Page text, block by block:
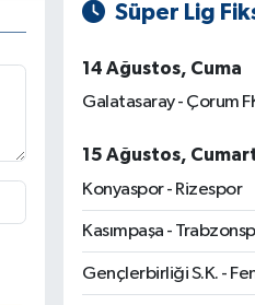
Süper Lig
14 Ağustos, Cuma
Galatasaray - Çorum
15 Ağustos,
Konyaspor - Rizespor
Kasımpaşa -
Gençlerbirliği S.K. -